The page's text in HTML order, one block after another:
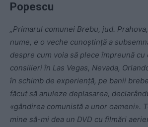
Popescu
„Primarul comunei Brebu, jud.
nume, e o veche cunoștință a
despre cum voia să plece împreună cu
consilieri în Las Vegas, Nevada,
în schimb de experiență, pe banii
făcut să anuleze deplasarea,
«gândirea comunistă a unor oameni».
mine să-mi dea un DVD cu filmări